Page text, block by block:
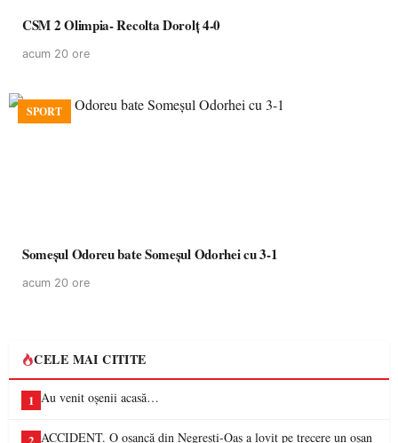
CSM 2 Olimpia- Recolta Dorolț 4-0
acum 20 ore
SPORT
Someșul Odoreu bate Someșul Odorhei cu 3-1
acum 20 ore
CELE MAI CITITE
1 Au venit oșenii acasă…
ACCIDENT. O oșancă din Negrești-Oaș a lovit pe trecere un oșan